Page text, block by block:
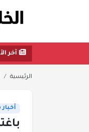
آخر
الرئيسية